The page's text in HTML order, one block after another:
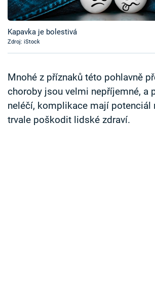
Sledujte prima+
Sledujte nás
Kapavka je bolestivá
Zdroj: iStock
Mnohé z příznaků této pohlavně
choroby jsou velmi nepříjemné, a
neléčí, komplikace mají potenciál
trvale poškodit lidské zdraví.